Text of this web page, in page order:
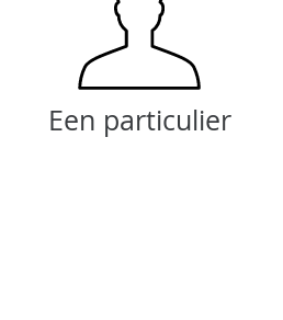
Een particulier